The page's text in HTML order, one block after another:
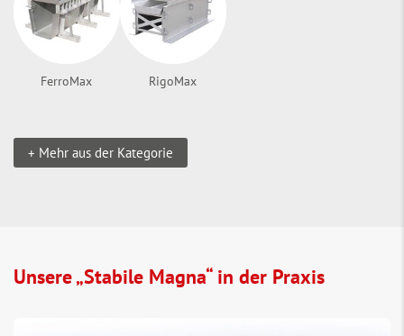
FerroMax RigoMax
+ Mehr aus der Kategorie
Unsere „Stabile Magna“ in der Praxis